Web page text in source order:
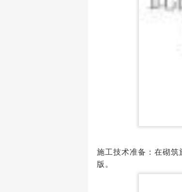
施工技术准备：在砌筑
版。